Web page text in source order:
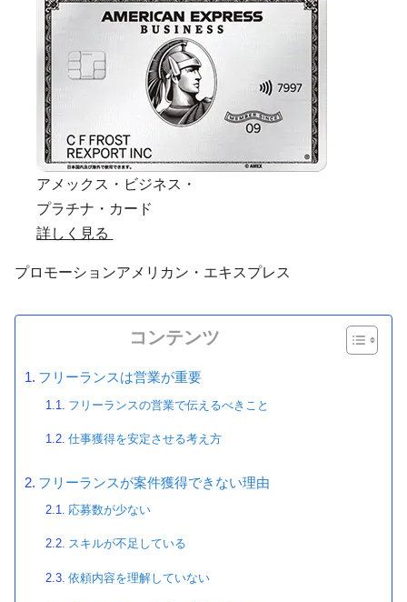
アメックス・ビジネス・
プラチナ・カード
詳しく見る
プロモーションアメリカン・エキスプレス
コンテンツ
フリーランスは営業が重要
フリーランスの営業で伝えるべきこと
仕事獲得を安定させる考え方
フリーランスが案件獲得できない理由
応募数が少ない
スキルが不足している
依頼内容を理解していない